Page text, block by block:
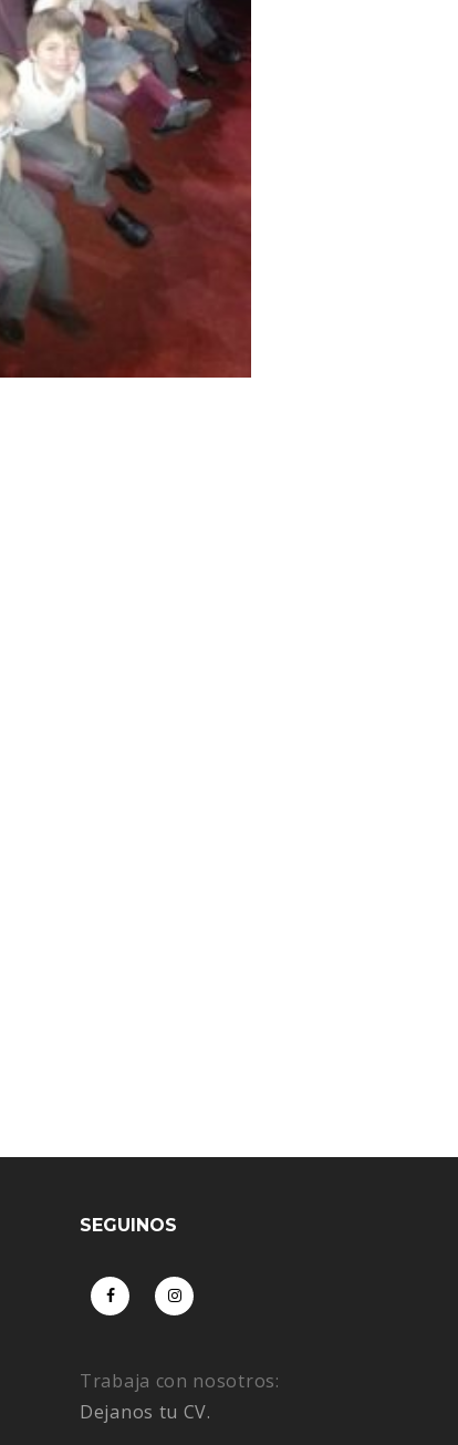
SEGUINOS
Trabaja con nosotros:
Dejanos tu CV.